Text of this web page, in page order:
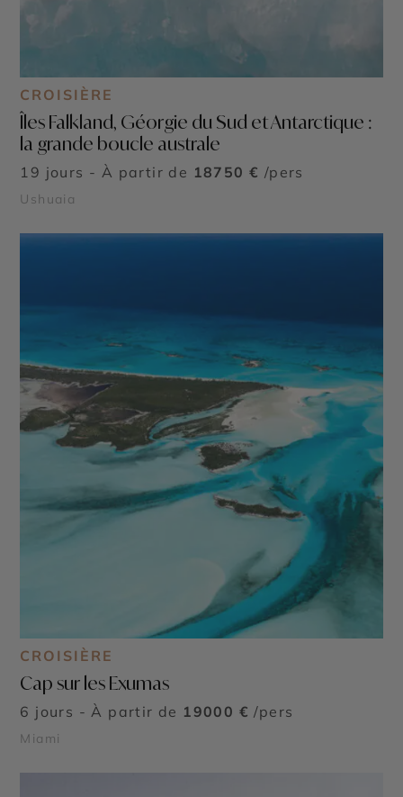
CROISIÈRE
Îles Falkland, Géorgie du Sud et Antarctique :
la grande boucle australe
19 jours - À partir de 18750 € /pers
Ushuaia
CROISIÈRE
Cap sur les Exumas
6 jours - À partir de 19000 € /pers
Miami